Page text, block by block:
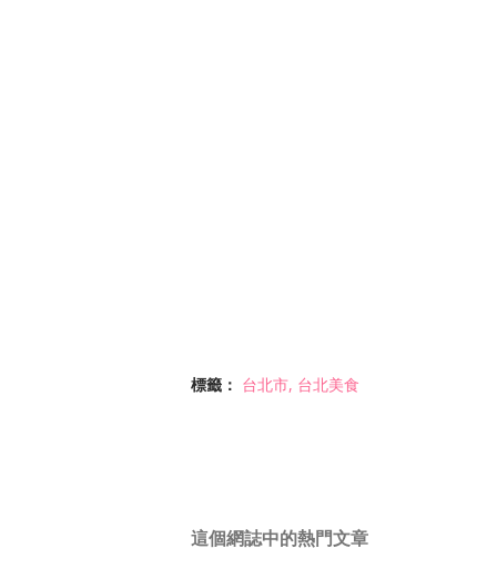
標籤： 台北市 台北美食
這個網誌中的熱門文章